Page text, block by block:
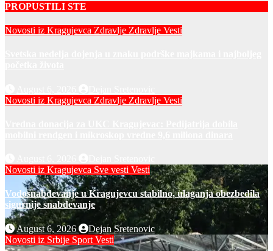
PROPUSTILI STE
Novosti iz Kragujevca Zdravlje Zdravlje Vesti
Novosti iz Kragujevca Zdravlje Zdravlje Vesti
Novosti iz Kragujevca Sve vesti Vesti
Vodosnabdevanje u Kragujevcu stabilno, ulaganja obezbedila
sigurnije snabdevanje
August 6, 2026
Dejan Sretenovic
Novosti iz Srbije Sport Vesti